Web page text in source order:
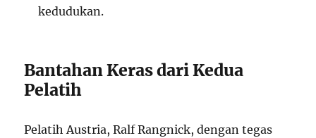
kedudukan.
Bantahan Keras dari Kedua
Pelatih
Pelatih Austria, Ralf Rangnick, dengan tegas